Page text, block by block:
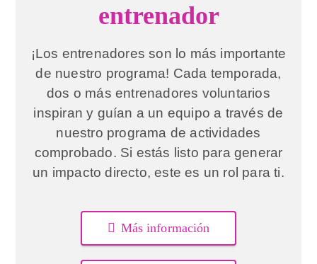
entrenador
¡Los entrenadores son lo más importante
de nuestro programa! Cada temporada,
dos o más entrenadores voluntarios
inspiran y guían a un equipo a través de
nuestro programa de actividades
comprobado. Si estás listo para generar
un impacto directo, este es un rol para ti.
Más información